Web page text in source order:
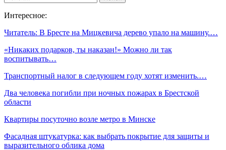
Интересное:
Читатель: В Бресте на Мицкевича дерево упало на машину.…
«Никаких подарков, ты наказан!» Можно ли так
воспитывать…
Транспортный налог в следующем году хотят изменить.…
Два человека погибли при ночных пожарах в Брестской
области
Квартиры посуточно возле метро в Минске
Фасадная штукатурка: как выбрать покрытие для защиты и
выразительного облика дома